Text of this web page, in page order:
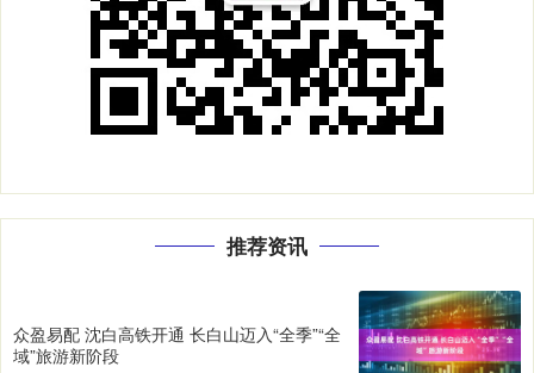
推荐资讯
众盈易配 沈白高铁开通 长白山迈入“全季”“全
域”旅游新阶段